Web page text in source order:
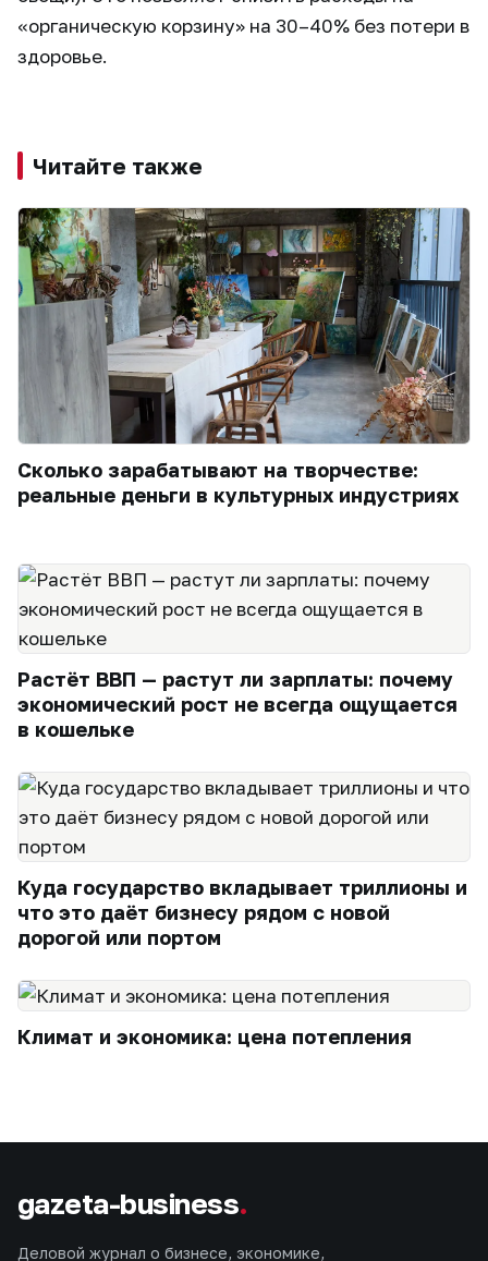
«органическую корзину» на 30–40% без потери в
здоровье.
Читайте также
Сколько зарабатывают на творчестве:
реальные деньги в культурных индустриях
Растёт ВВП — растут ли зарплаты: почему
экономический рост не всегда ощущается
в кошельке
Куда государство вкладывает триллионы и
что это даёт бизнесу рядом с новой
дорогой или портом
Климат и экономика: цена потепления
gazeta-business.
Деловой журнал о бизнесе, экономике,